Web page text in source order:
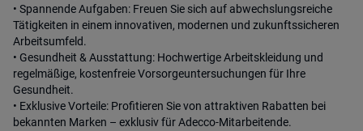
• Spannende Aufgaben: Freuen Sie sich auf abwechslungsreiche
Tätigkeiten in einem innovativen, modernen und zukunftssicheren
Arbeitsumfeld.
• Gesundheit & Ausstattung: Hochwertige Arbeitskleidung und
regelmäßige, kostenfreie Vorsorgeuntersuchungen für Ihre
Gesundheit.
• Exklusive Vorteile: Profitieren Sie von attraktiven Rabatten bei
bekannten Marken – exklusiv für Adecco-Mitarbeitende.